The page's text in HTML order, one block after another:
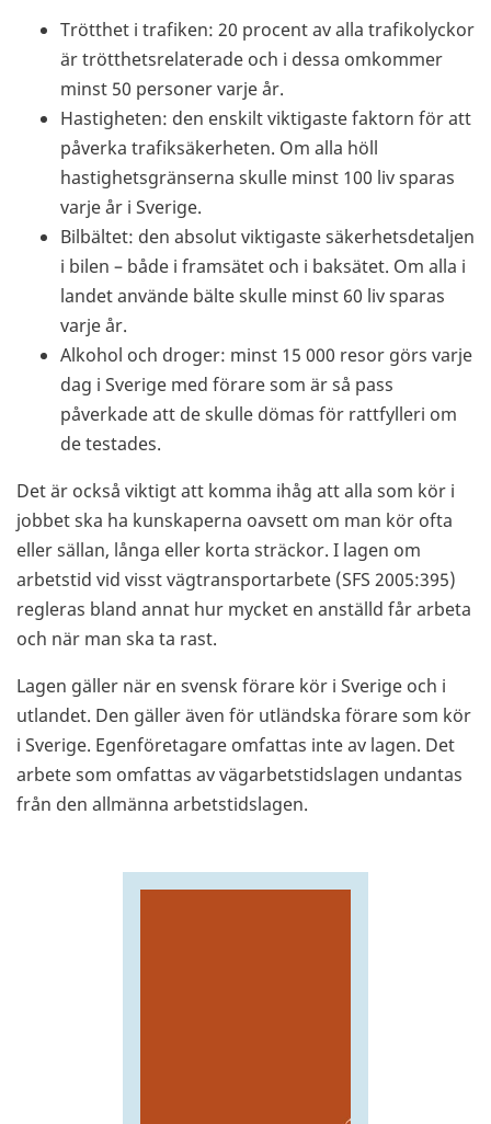
Trötthet i trafiken: 20 procent av alla trafikolyckor
är trötthetsrelaterade och i dessa omkommer
minst 50 personer varje år.
Hastigheten: den enskilt viktigaste faktorn för att
påverka trafiksäkerheten. Om alla höll
hastighetsgränserna skulle minst 100 liv sparas
varje år i Sverige.
Bilbältet: den absolut viktigaste säkerhetsdetaljen
i bilen – både i framsätet och i baksätet. Om alla i
landet använde bälte skulle minst 60 liv sparas
varje år.
Alkohol och droger: minst 15 000 resor görs varje
dag i Sverige med förare som är så pass
påverkade att de skulle dömas för rattfylleri om
de testades.
Det är också viktigt att komma ihåg att alla som kör i
jobbet ska ha kunskaperna oavsett om man kör ofta
eller sällan, långa eller korta sträckor. I lagen om
arbetstid vid visst vägtransportarbete (SFS 2005:395)
regleras bland annat hur mycket en anställd får arbeta
och när man ska ta rast.
Lagen gäller när en svensk förare kör i Sverige och i
utlandet. Den gäller även för utländska förare som kör
i Sverige. Egenföretagare omfattas inte av lagen. Det
arbete som omfattas av vägarbetstidslagen undantas
från den allmänna arbetstidslagen.